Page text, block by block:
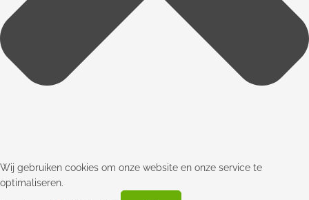
Wij gebruiken cookies om onze website en onze service te
optimaliseren.